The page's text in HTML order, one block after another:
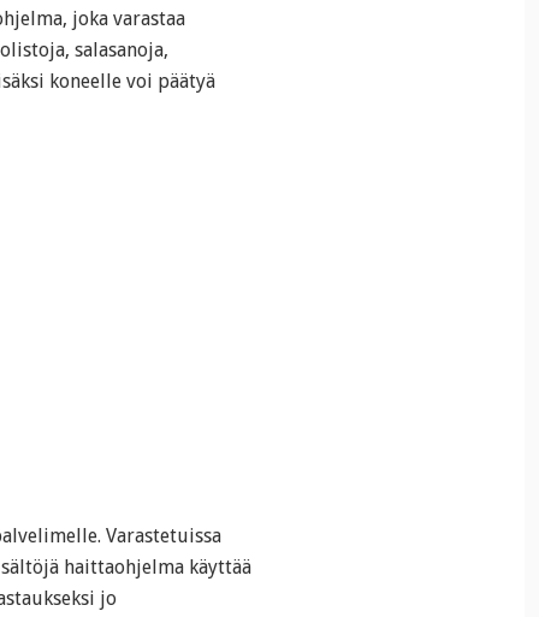
joka varastaa
salasanoja,
koneelle voi päätyä
Varastetuissa
haittaohjelma käyttää
jo